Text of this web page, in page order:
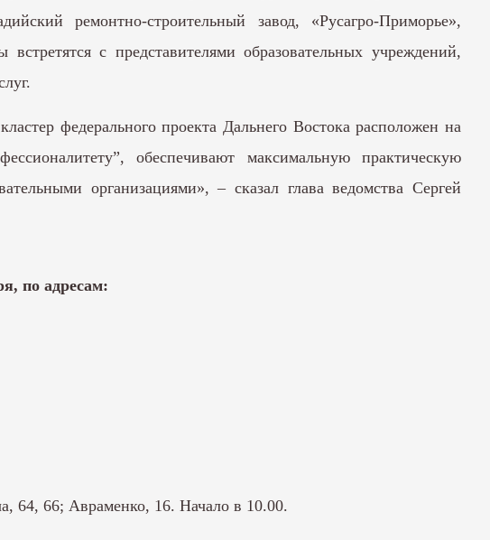
ремонтно-строительный завод, «Русагро-Приморье»,
с представителями образовательных учреждений,
федерального проекта Дальнего Востока расположен на
обеспечивают максимальную практическую
организациями», – сказал глава ведомства Сергей
по адресам:
64, 66; Авраменко, 16. Начало в 10.00.